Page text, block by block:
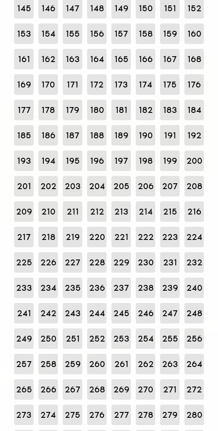
145 146 147 148 149 150 151 152
153 154 155 156 157 158 159 160
161 162 163 164 165 166 167 168
169 170 171 172 173 174 175 176
177 178 179 180 181 182 183 184
185 186 187 188 189 190 191 192
193 194 195 196 197 198 199 200
201 202 203 204 205 206 207 208
209 210 211 212 213 214 215 216
217 218 219 220 221 222 223 224
225 226 227 228 229 230 231 232
233 234 235 236 237 238 239 240
241 242 243 244 245 246 247 248
249 250 251 252 253 254 255 256
257 258 259 260 261 262 263 264
265 266 267 268 269 270 271 272
273 274 275 276 277 278 279 280